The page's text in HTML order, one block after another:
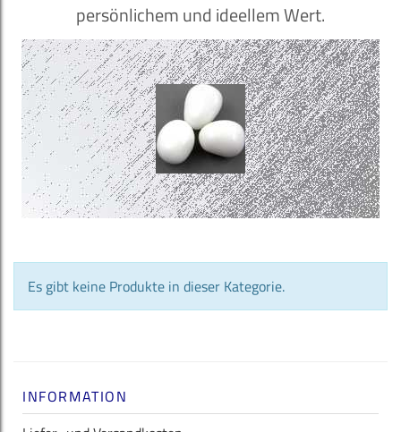
persönlichem und ideellem Wert.
Es gibt keine Produkte in dieser Kategorie.
INFORMATION